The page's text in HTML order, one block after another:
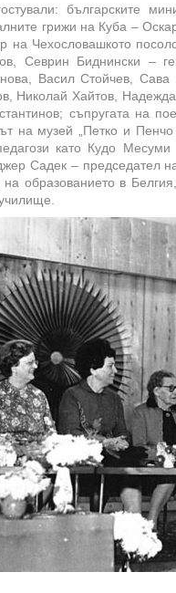
българските
грижи на Куба –
на Чехословашкото
Севрин Биднински –
Васил Стойчев,
Николай Хайтов,
съпругата на
на музей „Петко и
като Кудо
Садек –
образованието в